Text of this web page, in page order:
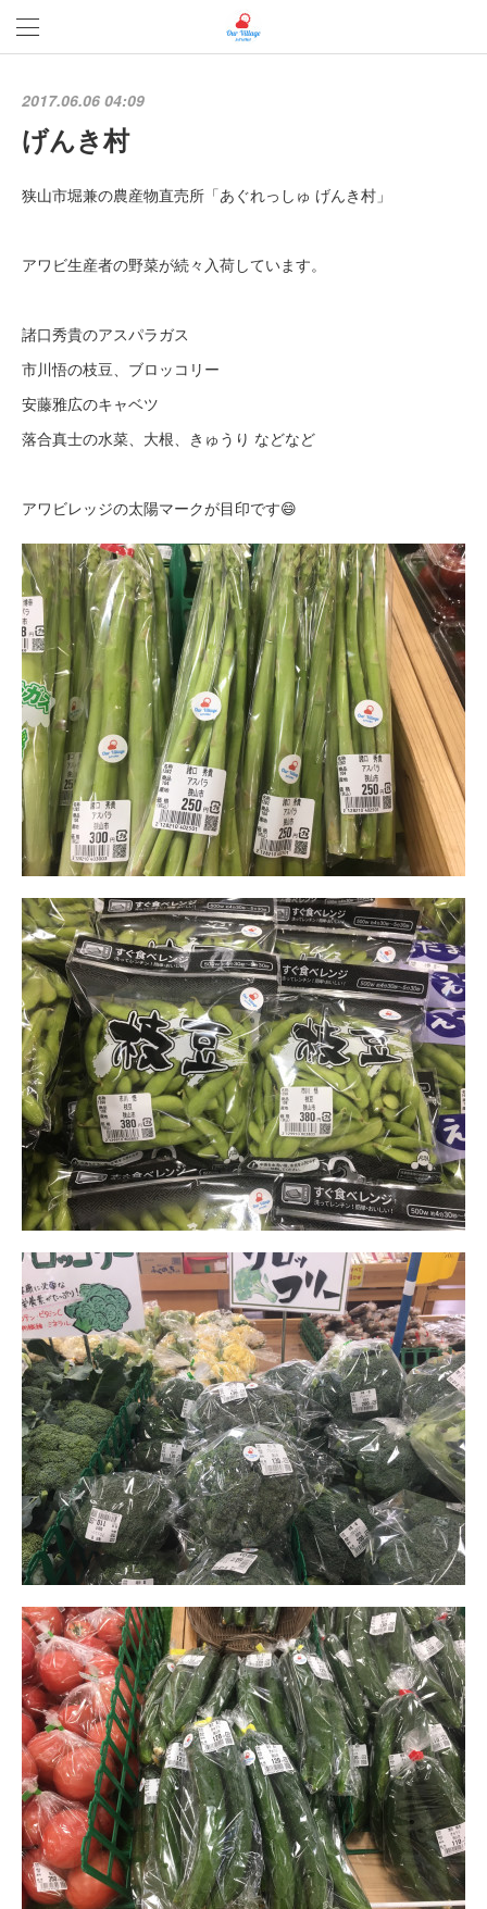
2017.06.06 04:09
げんき村
狭山市堀兼の農産物直売所「あぐれっしゅ げんき村」
アワビ生産者の野菜が続々入荷しています。
諸口秀貴のアスパラガス
市川悟の枝豆、ブロッコリー
安藤雅広のキャベツ
落合真士の水菜、大根、きゅうり などなど
アワビレッジの太陽マークが目印です😄